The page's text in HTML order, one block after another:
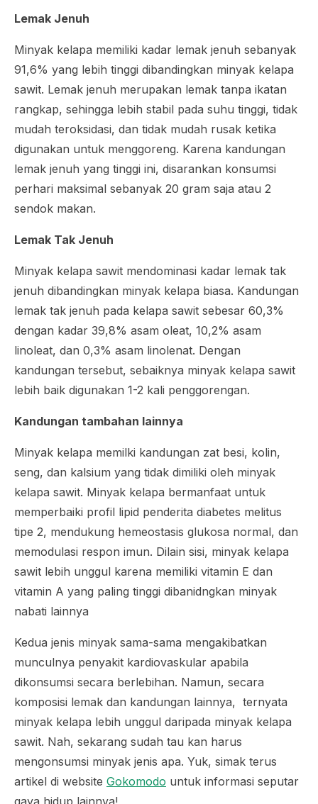
Lemak Jenuh
Minyak kelapa memiliki kadar lemak jenuh sebanyak
91,6% yang lebih tinggi dibandingkan minyak kelapa
sawit. Lemak jenuh merupakan lemak tanpa ikatan
rangkap, sehingga lebih stabil pada suhu tinggi, tidak
mudah teroksidasi, dan tidak mudah rusak ketika
digunakan untuk menggoreng. Karena kandungan
lemak jenuh yang tinggi ini, disarankan konsumsi
perhari maksimal sebanyak 20 gram saja atau 2
sendok makan.
Lemak Tak Jenuh
Minyak kelapa sawit mendominasi kadar lemak tak
jenuh dibandingkan minyak kelapa biasa. Kandungan
lemak tak jenuh pada kelapa sawit sebesar 60,3%
dengan kadar 39,8% asam oleat, 10,2% asam
linoleat, dan 0,3% asam linolenat. Dengan
kandungan tersebut, sebaiknya minyak kelapa sawit
lebih baik digunakan 1-2 kali penggorengan.
Kandungan tambahan lainnya
Minyak kelapa memilki kandungan zat besi, kolin,
seng, dan kalsium yang tidak dimiliki oleh minyak
kelapa sawit. Minyak kelapa bermanfaat untuk
memperbaiki profil lipid penderita diabetes melitus
tipe 2, mendukung hemeostasis glukosa normal, dan
memodulasi respon imun. Dilain sisi, minyak kelapa
sawit lebih unggul karena memiliki vitamin E dan
vitamin A yang paling tinggi dibanidngkan minyak
nabati lainnya
Kedua jenis minyak sama-sama mengakibatkan
munculnya penyakit kardiovaskular apabila
dikonsumsi secara berlebihan. Namun, secara
komposisi lemak dan kandungan lainnya, ternyata
minyak kelapa lebih unggul daripada minyak kelapa
sawit. Nah, sekarang sudah tau kan harus
mengonsumsi minyak jenis apa. Yuk, simak terus
artikel di website Gokomodo untuk informasi seputar
gaya hidup lainnya!